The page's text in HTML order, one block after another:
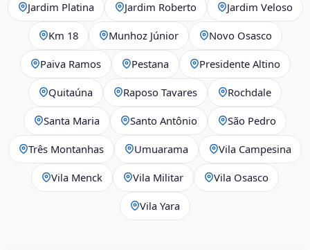
Jardim Platina Jardim Roberto Jardim Veloso
Km 18 Munhoz Júnior Novo Osasco
Paiva Ramos Pestana Presidente Altino
Quitaúna Raposo Tavares Rochdale
Santa Maria Santo Antônio São Pedro
Três Montanhas Umuarama Vila Campesina
Vila Menck Vila Militar Vila Osasco
Vila Yara